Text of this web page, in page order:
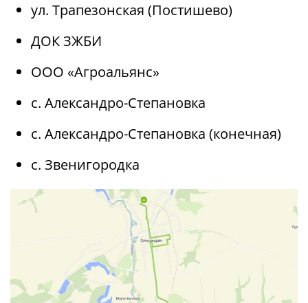
ул. Трапезонская (Постишево)
ДОК ЗЖБИ
ООО «Агроальянс»
с. Александро-Степановка
с. Александро-Степановка (конечная)
с. Звенигородка